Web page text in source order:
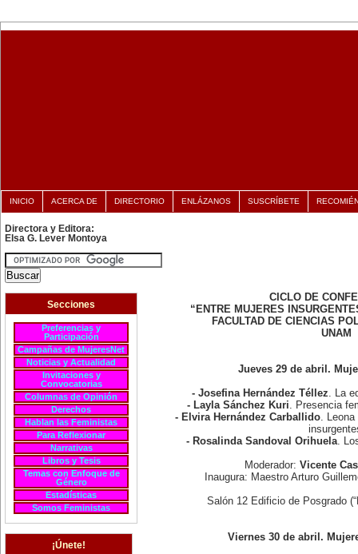
INICIO ACERCA DE DIRECTORIO ENLÁZANOS SUSCRÍBETE
Directora y Editora:
Elsa G. Lever Montoya
Secciones
Preferencias y
Participación
Campañas de MujeresNet
Noticias y Actualidad
Invitaciones y
Convocatorias
Columnas de Opinión
Derechos
Hablan las Feministas
Para Reflexionar
Narrativas
Libros y Tesis
Temas con Enfoque de
Género
Estadísticas
Somos Feministas
¡Únete!
CICLO DE
“ENTRE MUJERES
FACULTAD DE CIENCIAS
UNAM
Jueves 29 de abril.
- Josefina Hernández Téllez . La
- Layla Sánchez Kuri . Presencia
- Elvira Hernández Carballido .
- Rosalinda Sandoval Orihuela.
Moderador: Vicente
Inaugura: Maestro Arturo
Salón 12 Edificio de Posgrado
Viernes 30 de abril.